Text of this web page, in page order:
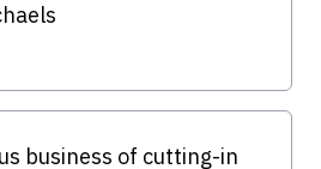
business of cutting-in